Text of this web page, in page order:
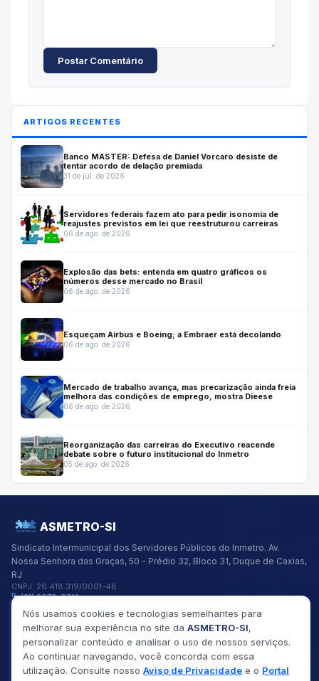
Postar Comentário
ARTIGOS RECENTES
Banco MASTER: Defesa de Daniel Vorcaro desiste de
tentar acordo de delação premiada
31 de jul. de 2026
Servidores federais fazem ato para pedir isonomia de
reajustes previstos em lei que reestruturou carreiras
06 de ago. de 2026
Explosão das bets: entenda em quatro gráficos os
números desse mercado no Brasil
06 de ago. de 2026
Esqueçam Airbus e Boeing; a Embraer está decolando
06 de ago. de 2026
Mercado de trabalho avança, mas precarização ainda freia
melhora das condições de emprego, mostra Dieese
06 de ago. de 2026
Reorganização das carreiras do Executivo reacende
debate sobre o futuro institucional do Inmetro
05 de ago. de 2026
ASMETRO-SI
Sindicato Intermunicipal dos Servidores Públicos do Inmetro. Av.
Nossa Senhora das Graças, 50 - Prédio 32, Bloco 31, Duque de Caxias,
RJ
CNPJ: 26.418.319/0001-48
(21) 2679-9741
asmetro@asmetro.org.br
Links Rápidos
Institucional
Gestão
Saúde
Convênios
Nós usamos cookies e tecnologias semelhantes para
melhorar sua experiência no site da ASMETRO-SI,
personalizar conteúdo e analisar o uso de nossos serviços.
Ao continuar navegando, você concorda com essa
utilização. Consulte nosso Aviso de Privacidade e o Portal